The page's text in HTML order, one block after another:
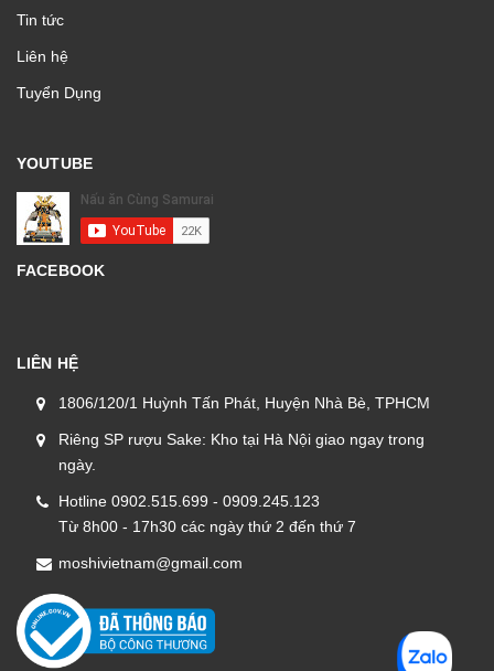
Tin tức
Liên hệ
Tuyển Dụng
YOUTUBE
FACEBOOK
LIÊN HỆ
1806/120/1 Huỳnh Tấn Phát, Huyện Nhà Bè, TPHCM
Riêng SP rượu Sake: Kho tại Hà Nội giao ngay trong
ngày.
Hotline 0902.515.699 - 0909.245.123
Từ 8h00 - 17h30 các ngày thứ 2 đến thứ 7
moshivietnam@gmail.com